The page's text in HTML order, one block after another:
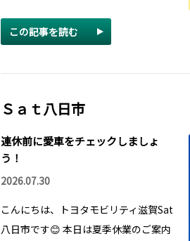
この記事を読む
Ｓａｔ八日市
連休前に愛車をチェックしましょ
う！
2026.07.30
こんにちは、トヨタモビリティ滋賀Sat
八日市です😊 本日は夏季休業のご案内